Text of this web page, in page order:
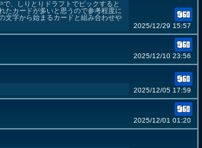
で、しりとりドラフトでピックすると
たカードが多いと思うので参考程度に
文字から始まるカードと組み合わせや
2025/12/29 15:57
2025/12/10 23:56
2025/12/05 17:59
2025/12/01 01:20